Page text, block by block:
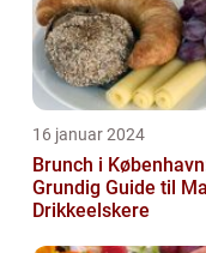
16 januar 2024
Brunch i
Grundig Guide til
Drikkeelskere